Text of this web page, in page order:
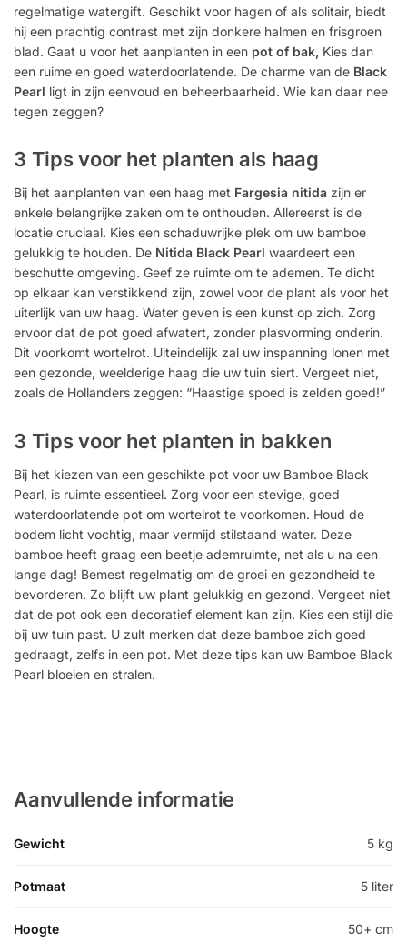
regelmatige watergift. Geschikt voor hagen of als solitair, biedt
hij een prachtig contrast met zijn donkere halmen en frisgroen
blad. Gaat u voor het aanplanten in een pot of bak, Kies dan
een ruime en goed waterdoorlatende. De charme van de Black
Pearl ligt in zijn eenvoud en beheerbaarheid. Wie kan daar nee
tegen zeggen?
3 Tips voor het planten als haag
Bij het aanplanten van een haag met Fargesia nitida zijn er
enkele belangrijke zaken om te onthouden. Allereerst is de
locatie cruciaal. Kies een schaduwrijke plek om uw bamboe
gelukkig te houden. De Nitida Black Pearl waardeert een
beschutte omgeving. Geef ze ruimte om te ademen. Te dicht
op elkaar kan verstikkend zijn, zowel voor de plant als voor het
uiterlijk van uw haag. Water geven is een kunst op zich. Zorg
ervoor dat de pot goed afwatert, zonder plasvorming onderin.
Dit voorkomt wortelrot. Uiteindelijk zal uw inspanning lonen met
een gezonde, weelderige haag die uw tuin siert. Vergeet niet,
zoals de Hollanders zeggen: “Haastige spoed is zelden goed!”
3 Tips voor het planten in bakken
Bij het kiezen van een geschikte pot voor uw Bamboe Black
Pearl, is ruimte essentieel. Zorg voor een stevige, goed
waterdoorlatende pot om wortelrot te voorkomen. Houd de
bodem licht vochtig, maar vermijd stilstaand water. Deze
bamboe heeft graag een beetje ademruimte, net als u na een
lange dag! Bemest regelmatig om de groei en gezondheid te
bevorderen. Zo blijft uw plant gelukkig en gezond. Vergeet niet
dat de pot ook een decoratief element kan zijn. Kies een stijl die
bij uw tuin past. U zult merken dat deze bamboe zich goed
gedraagt, zelfs in een pot. Met deze tips kan uw Bamboe Black
Pearl bloeien en stralen.
Aanvullende informatie
Gewicht 5 kg
Potmaat 5 liter
Hoogte 50+ cm